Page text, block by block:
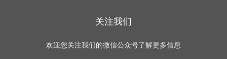
关注我们
欢迎您关注我们的微信公众号了解更多信息